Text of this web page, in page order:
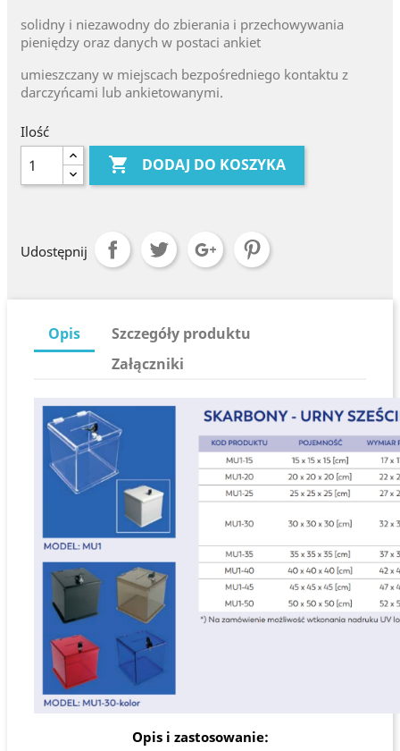
solidny i niezawodny do zbierania i przechowywania
pieniędzy oraz danych w postaci ankiet
umieszczany w miejscach bezpośredniego kontaktu z
darczyńcami lub ankietowanymi.
Ilość
 DODAJ DO KOSZYKA
Udostępnij
Opis
Szczegóły produktu
Załączniki
Opis i zastosowanie: